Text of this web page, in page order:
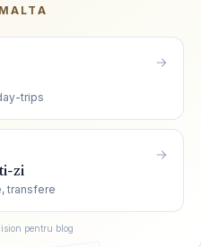
MALTA
trips
zi
transfere
pentru blog